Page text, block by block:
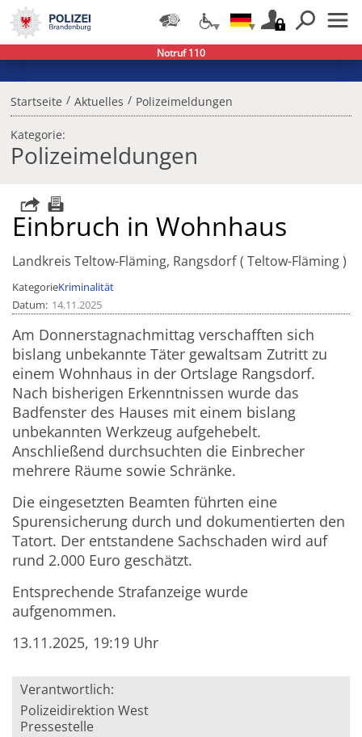
Startseite / Aktuelles / Polizeimeldungen
Kategorie:
Polizeimeldungen
Einbruch in Wohnhaus
Landkreis Teltow-Fläming, Rangsdorf Teltow-Fläming
KategorieKriminalität
Datum 14.11.2025
Am Donnerstagnachmittag verschafften sich
bislang unbekannte Täter gewaltsam Zutritt zu
einem Wohnhaus in der Ortslage Rangsdorf.
Nach bisherigen Erkenntnissen wurde das
Badfenster des Hauses mit einem bislang
unbekannten Werkzeug aufgehebelt.
Anschließend durchsuchten die Einbrecher
mehrere Räume sowie Schränke.
Die eingesetzten Beamten führten eine
Spurensicherung durch und dokumentierten den
Tatort. Der entstandene Sachschaden wird auf
rund 2.000 Euro geschätzt.
Entsprechende Strafanzeige wurde
aufgenommen.
13.11.2025, 19:19 Uhr
Verantwortlich:
Polizeidirektion West
Pressestelle
Notruf 110